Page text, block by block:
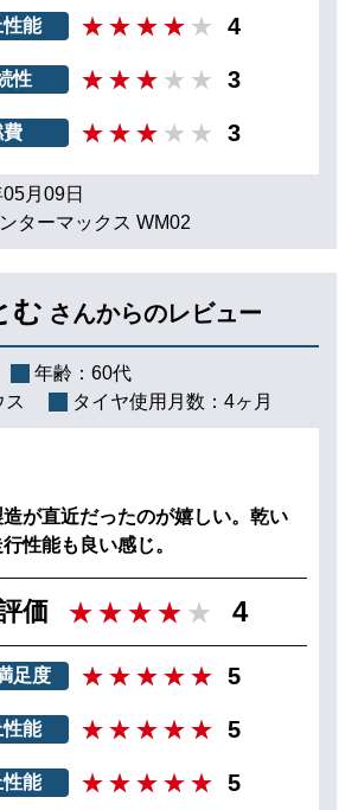
性能 4
性 3
費 3
月09日
ターマックス WM02
む さんからのレビュー
年齢： 60代
ス タイヤ使用月数： 4ヶ月
が直近だったのが嬉しい。乾い
性能も良い感じ。
価 4
足度 5
性能 5
性能 5